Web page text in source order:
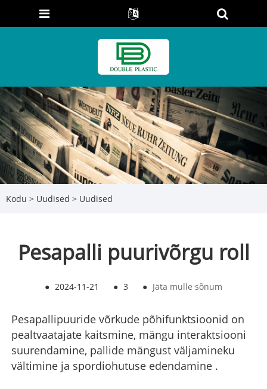
Kodu > Uudised > Uudised
Pesapalli puurivõrgu roll
● 2024-11-21 ● 3 ● Jäta mulle sõnum
Pesapallipuuride võrkude põhifunktsioonid on
pealtvaatajate kaitsmine, mängu interaktsiooni
suurendamine, pallide mängust väljamineku
vältimine ja spordiohutuse edendamine ‌.